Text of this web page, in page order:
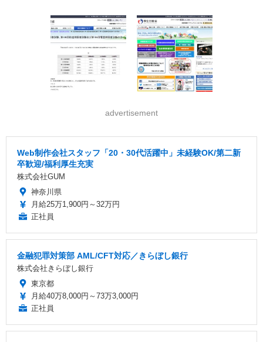
advertisement
Web制作会社スタッフ「20・30代活躍中」未経験OK/第二新
卒歓迎/福利厚生充実
株式会社GUM
神奈川県
月給25万1,900円～32万円
正社員
金融犯罪対策部 AML/CFT対応／きらぼし銀行
株式会社きらぼし銀行
東京都
月給40万8,000円～73万3,000円
正社員